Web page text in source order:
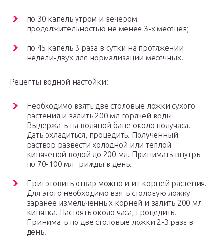
по 30 капель утром и вечером
продолжительностью не менее 3-х месяцев;
по 45 капель 3 раза в сутки на протяжении
недели-двух для нормализации месячных.
Рецепты водной настойки:
Необходимо взять две столовые ложки сухого
растения и залить 200 мл горячей воды.
Выдержать на водяной бане около получаса.
Дать охладиться, процедить. Полученный
раствор развести холодной или теплой
кипяченой водой до 200 мл. Принимать внутрь
по 70-100 мл трижды в день.
Приготовить отвар можно и из корней растения.
Для этого необходимо взять столовую ложку
заранее измельченных корней и залить 200 мл
кипятка. Настоять около часа, процедить.
Принимать по две столовые ложки 2-3 раза в
день.